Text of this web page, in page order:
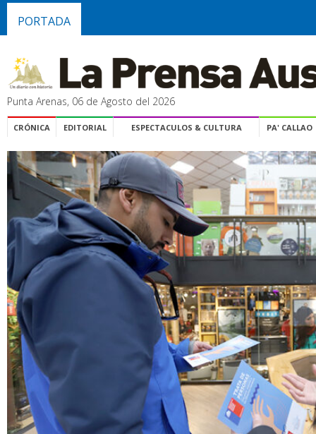
PORTADA
Punta Arenas, 06 de Agosto del 2026
CRÓNICA EDITORIAL ESPECTACULOS & CULTURA PA' CALLAO